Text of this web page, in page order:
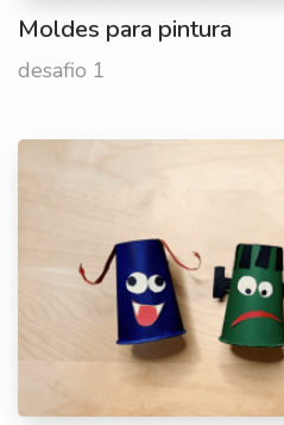
Moldes para pintura
desafio 1